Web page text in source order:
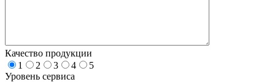
Качество продукции
1
2 3 4
5
Уровень сервиса